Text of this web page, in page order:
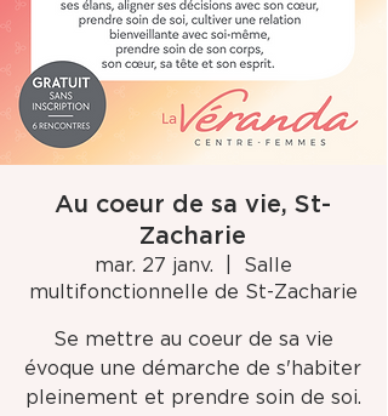
Au coeur de sa vie, St-
Zacharie
mar. 27 janv.
Salle
multifonctionnelle de St-Zacharie
Se mettre au coeur de sa vie
évoque une démarche de s'habiter
pleinement et prendre soin de soi.